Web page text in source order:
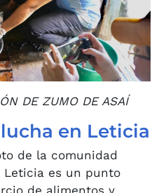
DE ZUMO DE ASAÍ
en Leticia
de la comunidad
Leticia es un punto
de alimentos y